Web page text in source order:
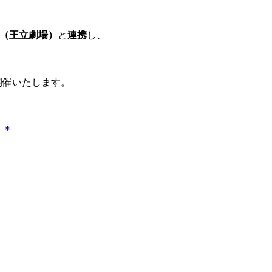
王立劇場） と連携し、
いたします。